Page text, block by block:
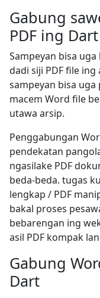
Gabung
PDF ing Dart
Sampeyan bisa
dadi siji PDF file ing
sampeyan bisa
macem Word file
utawa arsip.
Penggabungan
pendekatan
ngasilake PDF
beda-beda. tugas
lengkap / PDF
bakal proses
bebarengan ing
asil PDF kompak
Gabung
Dart